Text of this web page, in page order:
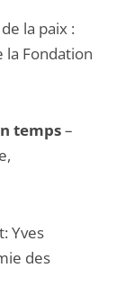
la paix :
la Fondation
temps–
Yves
des